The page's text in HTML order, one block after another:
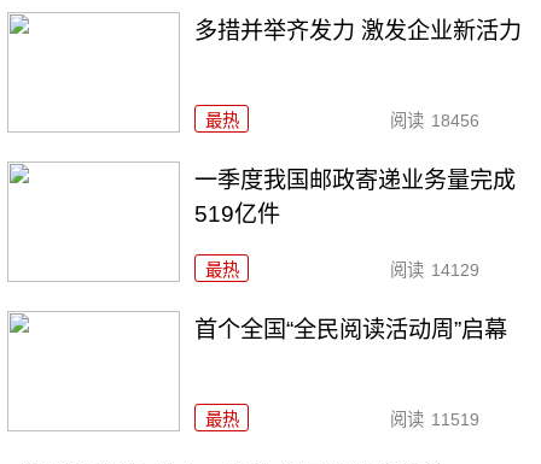
多措并举齐发力 激发企业新活力
最热 阅读 18456
一季度我国邮政寄递业务量完成
519亿件
最热 阅读 14129
首个全国“全民阅读活动周”启幕
最热 阅读 11519